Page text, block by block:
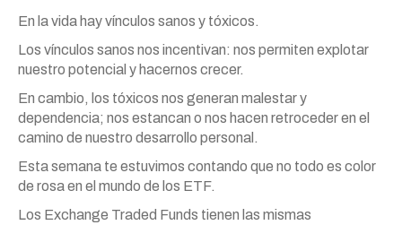
En la vida hay vínculos sanos y tóxicos.
Los vínculos sanos nos incentivan: nos permiten explotar
nuestro potencial y hacernos crecer.
En cambio, los tóxicos nos generan malestar y
dependencia; nos estancan o nos hacen retroceder en el
camino de nuestro desarrollo personal.
Esta semana te estuvimos contando que no todo es color
de rosa en el mundo de los ETF.
Los Exchange Traded Funds tienen las mismas